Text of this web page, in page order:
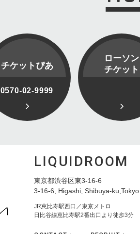
チケットぴあ
0570-02-9999
ローソン
チケット
LIQUIDROOM
東京都渋谷区東3-16-6
3-16-6, Higashi, Shibuya-ku,Tokyo
JR恵比寿駅西口／東京メトロ
日比谷線恵比寿駅2番出口より徒歩3分